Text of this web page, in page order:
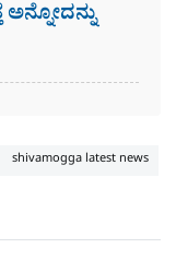
shivamogga latest news